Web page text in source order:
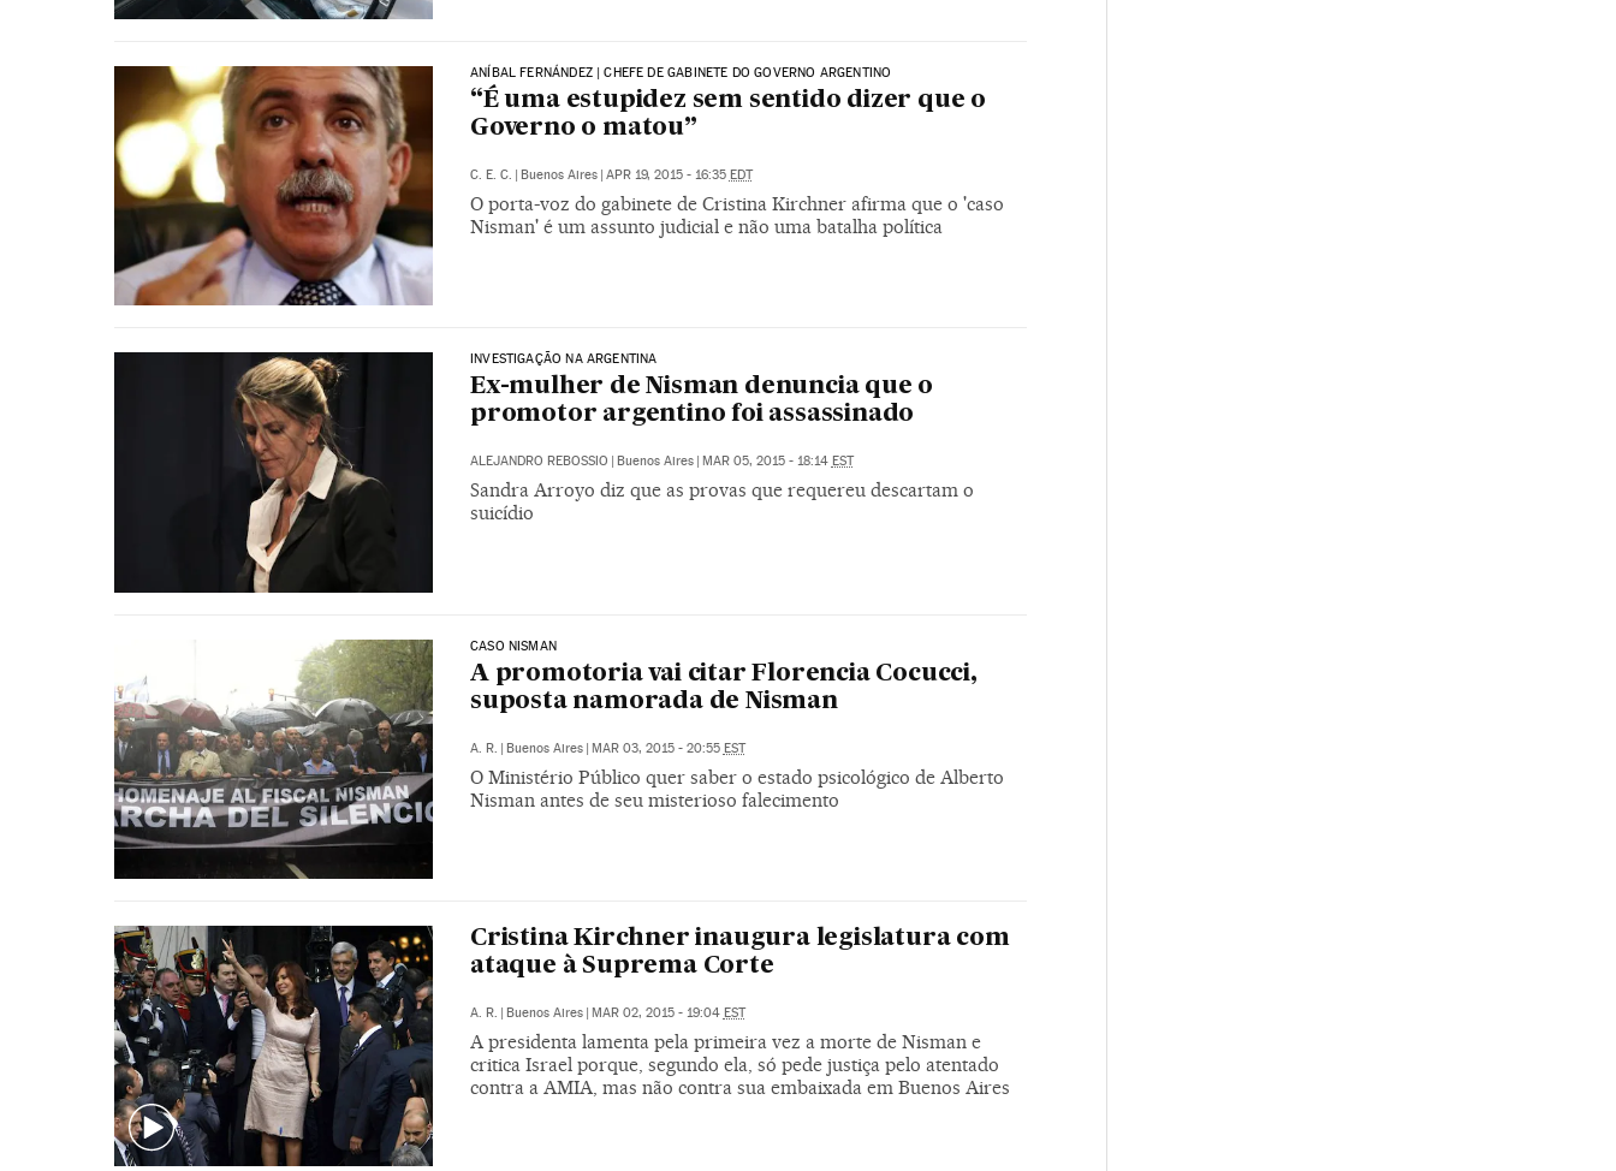
ANÍBAL FERNÁNDEZ | CHEFE DE GABINETE DO GOVERNO ARGENTINO
“É uma estupidez sem sentido dizer que o
Governo o matou”
C. E. C. | Buenos Aires | APR 19, 2015 - 16:35 EDT
O porta-voz do gabinete de Cristina Kirchner afirma que o 'caso
Nisman' é um assunto judicial e não uma batalha política
INVESTIGAÇÃO NA ARGENTINA
Ex-mulher de Nisman denuncia que o
promotor argentino foi assassinado
ALEJANDRO REBOSSIO Buenos Aires MAR 05, 2015 - 18:14 EST
Sandra Arroyo diz que as provas que requereu descartam o
suicídio
CASO NISMAN
A promotoria vai citar Florencia Cocucci,
suposta namorada de Nisman
A. R. | Buenos Aires | MAR 03, 2015 - 20:55 EST
O Ministério Público quer saber o estado psicológico de Alberto
Nisman antes de seu misterioso falecimento
Cristina Kirchner inaugura legislatura com
ataque à Suprema Corte
A. R. | Buenos Aires | MAR 02, 2015 - 19:04 EST
A presidenta lamenta pela primeira vez a morte de Nisman e
critica Israel porque, segundo ela, só pede justiça pelo atentado
contra a AMIA, mas não contra sua embaixada em Buenos Aires